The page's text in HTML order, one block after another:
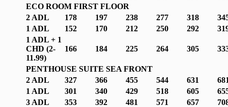
ECO ROOM FIRST FLOOR
2 ADL
178 197 238 277 318
1 ADL
152 170 212 250 292
1 ADL + 1
CHD (2-
11.99)
166 184 225 264 305
PENTHOUSE SUITE SEA FRONT
2 ADL
327 366 455 544 631
1 ADL
301 340 429 518 605
3 ADL
353 392 481 571 657